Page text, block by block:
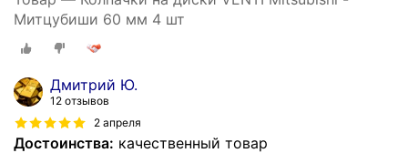
Митцубиши 60 мм 4 шт
Дмитрий Ю.
12 отзывов
2 апреля
Достоинства: качественный товар